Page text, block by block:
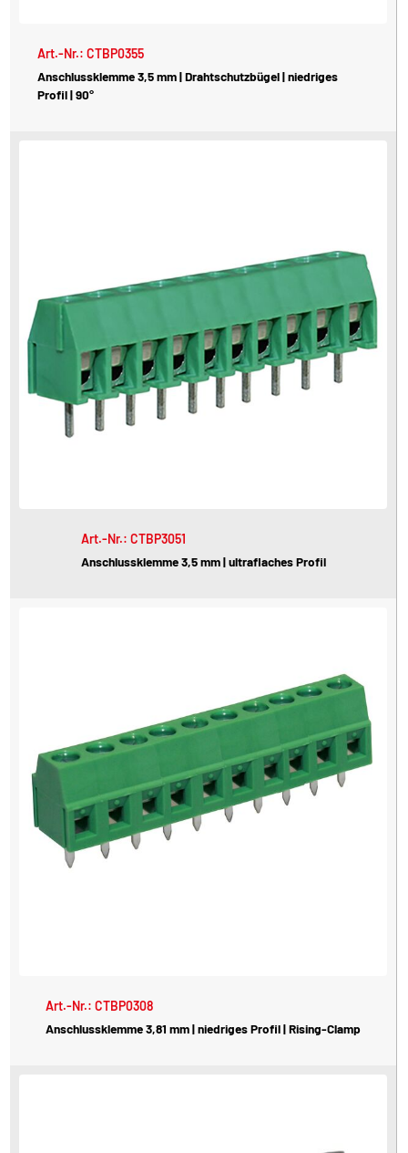
Art.-Nr.: CTBP0355
Anschlussklemme 3,5 mm | Drahtschutzbügel | niedriges
Profil | 90°
Art.-Nr.: CTBP3051
Anschlussklemme 3,5 mm | ultraflaches Profil
Art.-Nr.: CTBP0308
Anschlussklemme 3,81 mm | niedriges Profil | Rising-Clamp